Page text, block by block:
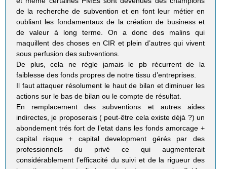
de la recherche de subvention et en font leur métier en
oubliant les fondamentaux de la création de business et
de valeur à long terme. On a donc des malins qui
maquillent des choses en CIR et plein d’autres qui vivent
sous perfusion des subventions.
De plus, cela ne régle jamais le pb récurrent de la
faiblesse des fonds propres de notre tissu d’entreprises.
Il faut attaquer résolument le haut de bilan et diminuer les
actions sur le bas de bilan ou le compte de résultat.
En remplacement des subventions et autres aides
indirectes, je proposerais ( peut-être cela existe déjà ?) un
abondement trés fort de l’etat dans les fonds amorcage +
capital risque + capital development gérés par des
professionnels du privé ce qui augmenterait
considérablement l’efficacité du suivi et de la rigueur des